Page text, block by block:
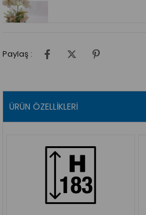
Paylaş :
ÜRÜN ÖZELLIKLERI